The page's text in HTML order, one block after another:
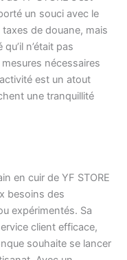
un souci avec le
de douane, mais
n’était pas
nécessaires
est un atout
une tranquillité
en cuir de YF STORE
besoins des
expérimentés. Sa
client efficace,
souhaite se lancer